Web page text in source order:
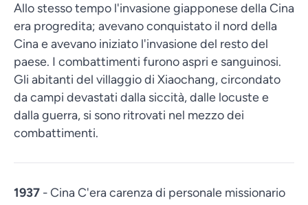
Allo stesso tempo l'invasione giapponese della Cina
era progredita; avevano conquistato il nord della
Cina e avevano iniziato l'invasione del resto del
paese. I combattimenti furono aspri e sanguinosi.
Gli abitanti del villaggio di Xiaochang, circondato
da campi devastati dalla siccità, dalle locuste e
dalla guerra, si sono ritrovati nel mezzo dei
combattimenti.
1937 - Cina C'era carenza di personale missionario